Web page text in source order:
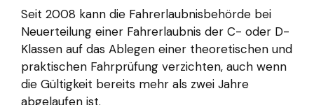
Seit 2008 kann die Fahrerlaubnisbehörde bei
Neuerteilung einer Fahrerlaubnis der C- oder D-
Klassen auf das Ablegen einer theoretischen und
praktischen Fahrprüfung verzichten, auch wenn
die Gültigkeit bereits mehr als zwei Jahre
abgelaufen ist.